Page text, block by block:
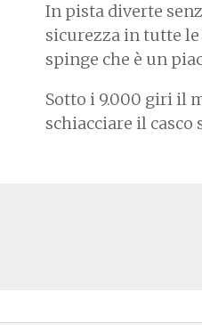
In pista diverte
sicurezza in tutte
spinge che è un
Sotto i 9.000 giri il
schiacciare il